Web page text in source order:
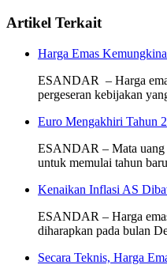
Artikel Terkait
Harga Emas
ESANDAR – Harga
pergeseran kebijakan
Euro Mengakhiri Tahun
ESANDAR – Mata uang
untuk memulai tahun
Kenaikan Inflasi AS
ESANDAR – Harga
diharapkan pada bulan
Secara Teknis, Harga